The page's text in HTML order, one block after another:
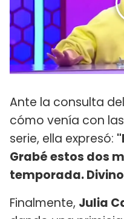
Ante la consulta
cómo venía con
serie, ella expresó:
Grabé estos dos
temporada.
Finalmente, Julia